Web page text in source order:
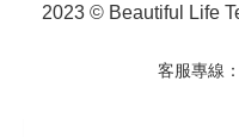
2023 © Beautiful Life
客服專線